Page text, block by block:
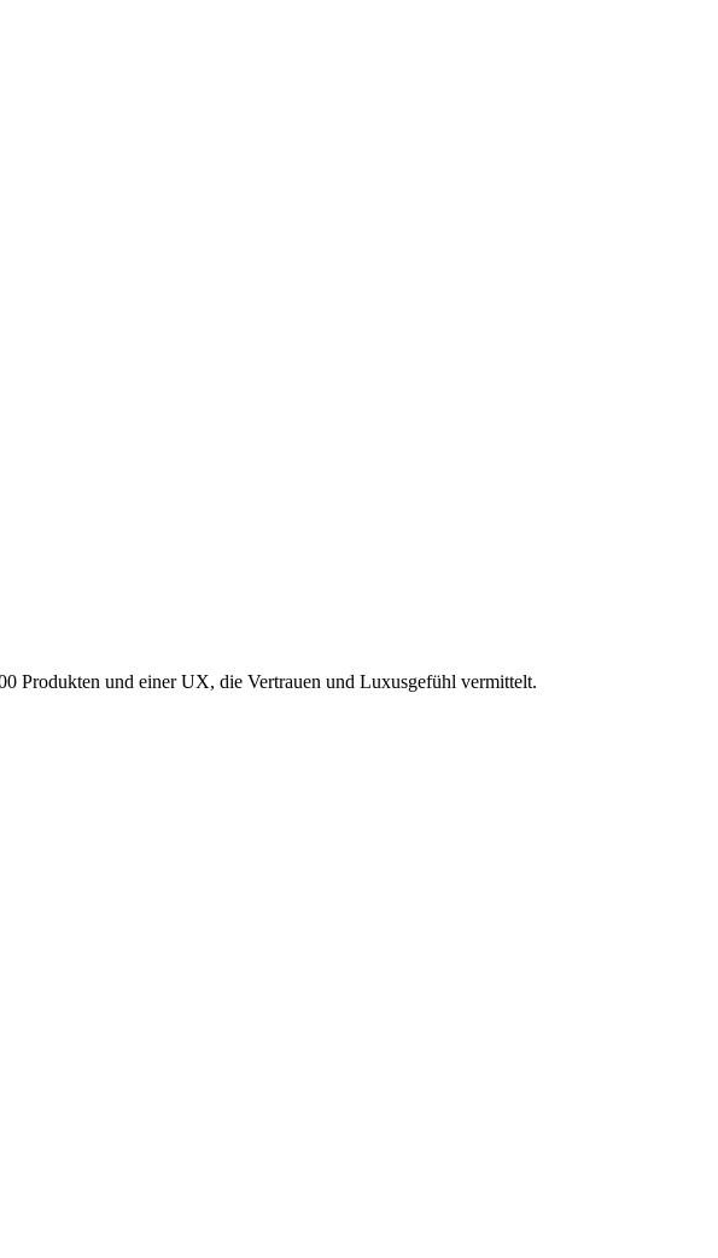
Produkten und einer UX, die Vertrauen und Luxusgefühl vermittelt.